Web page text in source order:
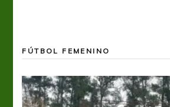
FÚTBOL FEMENINO